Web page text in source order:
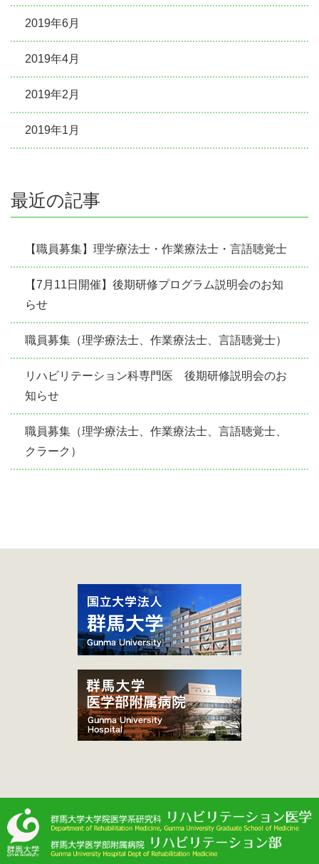
2019年6月
2019年4月
2019年2月
2019年1月
最近の記事
【職員募集】理学療法士・作業療法士・言語聴覚士
【7月11日開催】後期研修プログラム説明会のお知
らせ
職員募集（理学療法士、作業療法士、言語聴覚士）
リハビリテーション科専門医 後期研修説明会のお
知らせ
職員募集（理学療法士、作業療法士、言語聴覚士、
クラーク）